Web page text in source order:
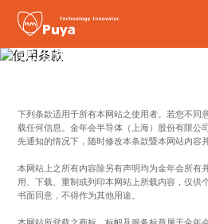
使用条款
下列条款适用于所有本网站之使用者。若您不同
载任何信息。金年会半导体（上海）股份有限公
先通知的情况下，随时修改本条款暨本网站内容
本网站上之所有内容除另有声明均为金年会所有
用、下载、重制或列印本网站上所载内容，仅供
书面同意，不得作为其他用途。